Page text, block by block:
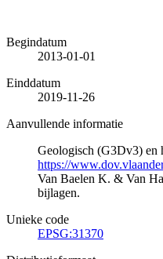
Begindatum
2013-01-01
Einddatum
2019-11-26
Aanvullende informatie
Geologisch (G3Dv3) en
https://
Van Baelen K. & Van
bijlagen.
Unieke code
EPSG:31370